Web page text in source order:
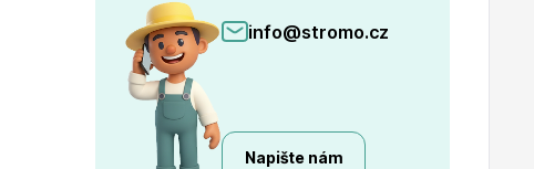
info@stromo.cz
Napište nám